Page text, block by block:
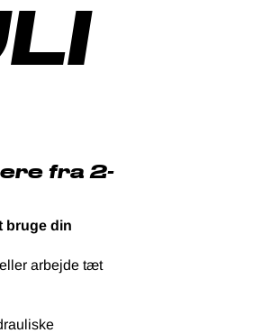
fra 2-
bruge din
arbejde tæt